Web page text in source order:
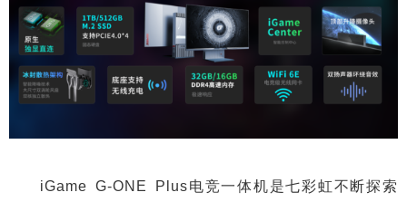
iGame G-ONE Plus电竞一体机是七彩虹不断探索